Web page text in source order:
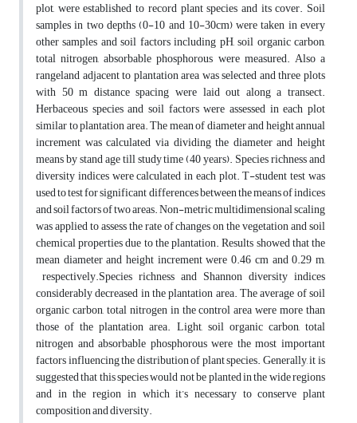
plot, were established to record plant species and its cover. Soil
samples in two depths (0-10 and 10-30cm) were taken in every
other samples and soil factors including pH, soil organic carbon,
total nitrogen, absorbable phosphorous were measured. Also a
rangeland adjacent to plantation area was selected and three plots
with 50 m distance spacing were laid out along a transect.
Herbaceous species and soil factors were assessed in each plot
similar to plantation area. The mean of diameter and height annual
increment was calculated via dividing the diameter and height
means by stand age till study time (40 years). Species richness and
diversity indices were calculated in each plot. T-student test was
used to test for significant differences between the means of indices
and soil factors of two areas. Non-metric multidimensional scaling
was applied to assess the rate of changes on the vegetation and soil
chemical properties due to the plantation. Results showed that the
mean diameter and height increment were 0.46 cm and 0.29 m,
respectively.Species richness and Shannon diversity indices
considerably decreased in the plantation area. The average of soil
organic carbon, total nitrogen in the control area were more than
those of the plantation area. Light, soil organic carbon, total
nitrogen and absorbable phosphorous were the most important
factors influencing the distribution of plant species. Generally, it is
suggested that this species would not be planted in the wide regions
and in the region in which it’s necessary to conserve plant
composition and diversity.